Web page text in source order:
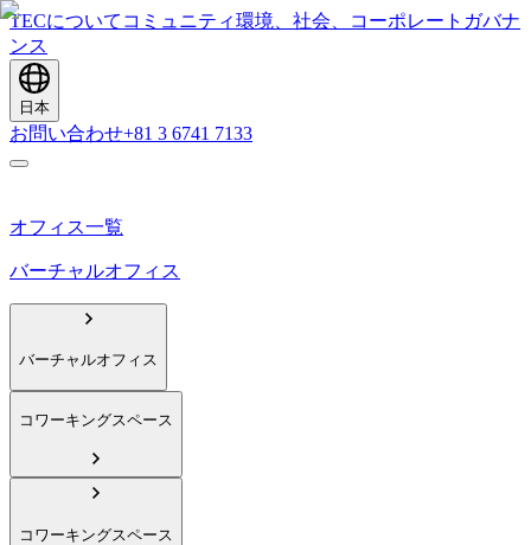
TECについて コミュニティ環境、社会、コーポレートガバナ
ンス
日本
お問い合わせ+81 3 6741 7133
オフィス一覧
バーチャルオフィス
バーチャルオフィス
コワーキングスペース
コワーキングスペース